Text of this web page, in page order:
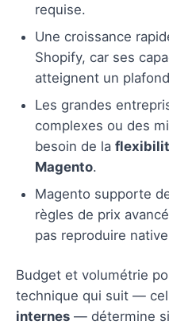
requise.
Une croissance
Shopify, car ses
atteignent un
Les grandes
complexes ou des
besoin de la
Magento.
Magento supporte
règles de prix
pas reproduire
Budget et volumétrie
technique qui suit —
internes — détermine